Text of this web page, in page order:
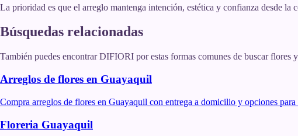
La prioridad es que el arreglo mantenga intención, estética y confianza desde la
Búsquedas relacionadas
También puedes encontrar DIFIORI por estas formas comunes de buscar flores
Arreglos de flores en Guayaquil
Compra arreglos de flores en Guayaquil con entrega a domicilio y opciones
Floreria Guayaquil